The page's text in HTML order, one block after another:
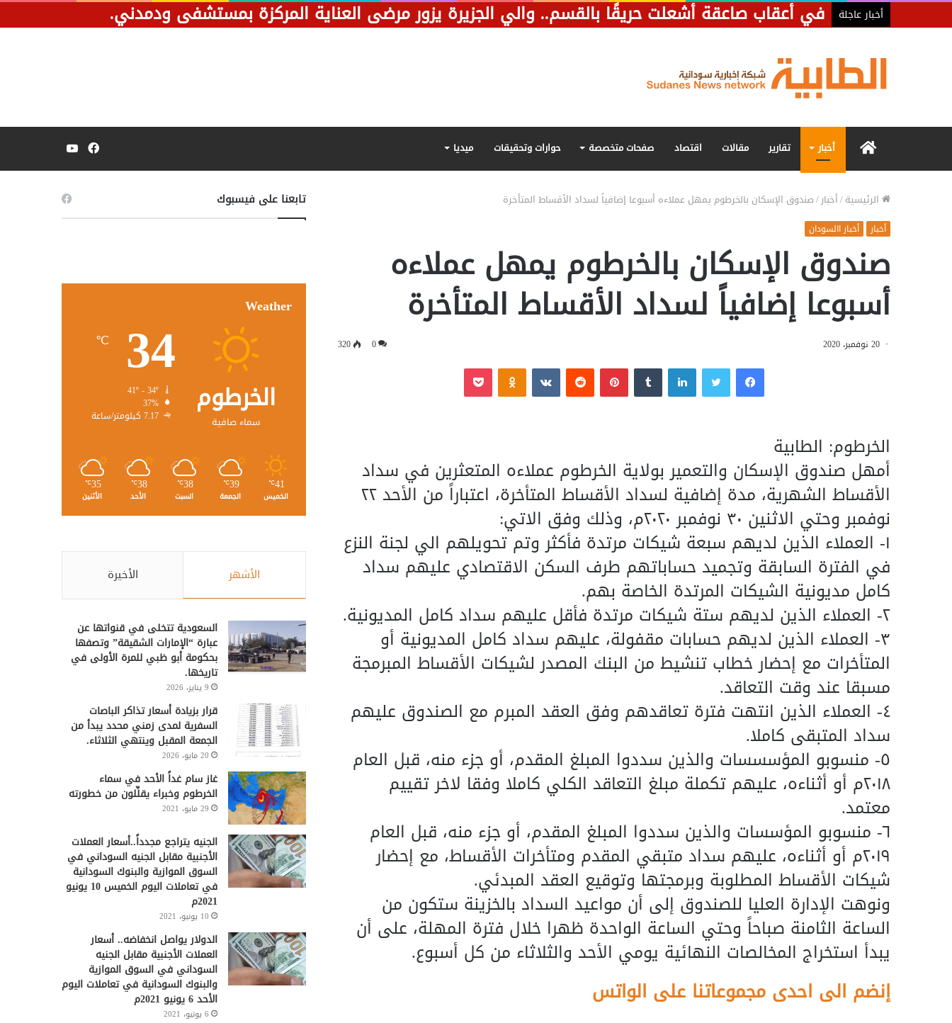
أخبار عاجلة في أعقاب صاعقة أشعلت حريقًا بالقسم.. والي الجزيرة يزور مرضى العناية المركزة بمستشفى ودمدني.
الرئيسيةأخبار تقارير مقالات اقتصاد صفحات متخصصة حوارات وتحقيقات ميديا فيسبوك
الرئيسية/أخبار/صندوق الإسكان بالخرطوم يمهل عملاءه أسبوعا إضافياً لسداد الأقساط المتأخرة
أخبار أخبار االسودان
صندوق الإسكان بالخرطوم يمهل عملاءه
أسبوعا إضافياً لسداد الأقساط المتأخرة
20 نوفمبر، 2020 0
320
فيسبوك لينكدإن بينتيريست
الخرطوم: الطابية
أمهل صندوق الإسكان والتعمير بولاية الخرطوم عملاءه المتعثرين في سداد
الأقساط الشهرية، مدة إضافية لسداد الأقساط المتأخرة، اعتباراً من الأحد ٢٢
نوفمبر وحتي الاثنين ٣٠ نوفمبر ٢٠٢٠م، وذلك وفق الاتي:
١- العملاء الذين لديهم سبعة شيكات مرتدة فأكثر وتم تحويلهم الي لجنة النزع
في الفترة السابقة وتجميد حساباتهم طرف السكن الاقتصادي عليهم سداد
كامل مديونية الشيكات المرتدة الخاصة بهم.
٢- العملاء الذين لديهم ستة شيكات مرتدة فأقل عليهم سداد كامل المديونية.
٣- العملاء الذين لديهم حسابات مقفولة، عليهم سداد كامل المديونية أو
المتأخرات مع إحضار خطاب تنشيط من البنك المصدر لشيكات الأقساط المبرمجة
مسبقا عند وقت التعاقد.
٤- العملاء الذين انتهت فترة تعاقدهم وفق العقد المبرم مع الصندوق عليهم
سداد المتبقى كاملا.
٥- منسوبو المؤسسسات والذين سددوا المبلغ المقدم، أو جزء منه، قبل العام
٢٠١٨م أو أثناءه، عليهم تكملة مبلغ التعاقد الكلي كاملا وفقا لاخر تقييم
معتمد.
٦- منسوبو المؤسسات والذين سددوا المبلغ المقدم، أو جزء منه، قبل العام
٢٠١٩م أو أثناءه، عليهم سداد متبقي المقدم ومتأخرات الأقساط، مع إحضار
شيكات الأقساط المطلوبة وبرمجتها وتوقيع العقد المبدئي.
ونوهت الإدارة العليا للصندوق إلى أن مواعيد السداد بالخزينة ستكون من
الساعة الثامنة صباحاً وحتي الساعة الواحدة ظهرا خلال فترة المهلة، على أن
يبدأ استخراج المخالصات النهائية يومي الأحد والثلاثاء من كل أسبوع.
إنضم الى احدى مجموعاتنا على الواتس
تابعنا على فيسبوك
Weather
الخرطوم
سماء صافية
34
℃
37%
7.17 كيلومتر/ساعة
41
℃
الخميس
39
℃
الجمعة
38
℃
السبت
38
℃
الأحد
35
℃
الأثنين
الأشهر الأخيرة
السعودية تتخلى في قنواتها عن
عبارة “الإمارات الشقيقة” وتصفها
بحكومة أبو ظبي للمرة الأولى في
تاريخها.
9 يناير، 2026
قرار بزيادة أسعار تذاكر الباصات
السفرية لمدى زمني محدد يبدأ من
الجمعة المقبل وينتهي الثلاثاء.
20 مايو، 2026
غاز سام غداً الأحد في سماء
الخرطوم وخبراء يقلِّلون من خطورته
29 مايو، 2021
الجنيه يتراجع مجدداً..أسعار العملات
الأجنبية مقابل الجنيه السوداني في
السوق الموازية والبنوك السودانية
في تعاملات اليوم الخميس 10 يونيو
2021م
10 يونيو، 2021
الدولار يواصل انخفاضه.. أسعار
العملات الأجنبية مقابل الجنيه
السوداني في السوق الموازية
والبنوك السودانية في تعاملات اليوم
الأحد 6 يونيو 2021م
6 يونيو، 2021